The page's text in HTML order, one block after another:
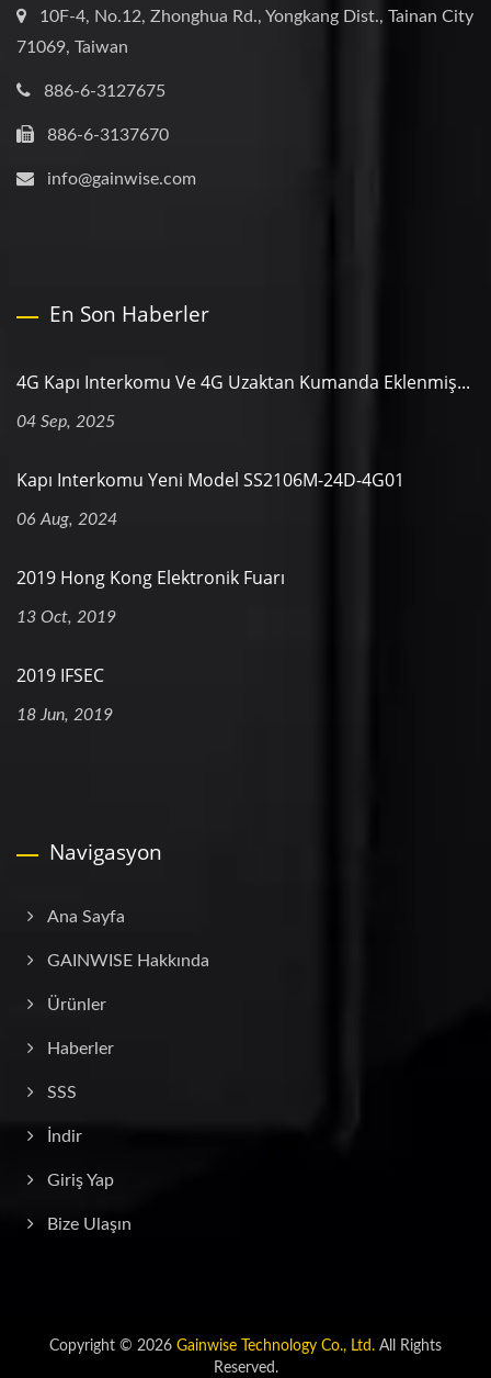
10F-4, No.12, Zhonghua Rd., Yongkang Dist., Tainan City
71069, Taiwan
886-6-3127675
886-6-3137670
info@gainwise.com
En Son Haberler
4G Kapı Interkomu Ve 4G Uzaktan Kumanda Eklenmiş...
04 Sep, 2025
Kapı Interkomu Yeni Model SS2106M-24D-4G01
06 Aug, 2024
2019 Hong Kong Elektronik Fuarı
13 Oct, 2019
2019 IFSEC
18 Jun, 2019
Navigasyon
Ana Sayfa
GAINWISE Hakkında
Ürünler
Haberler
SSS
İndir
Giriş Yap
Bize Ulaşın
Copyright © 2026 Gainwise Technology Co., Ltd. All Rights
Reserved.